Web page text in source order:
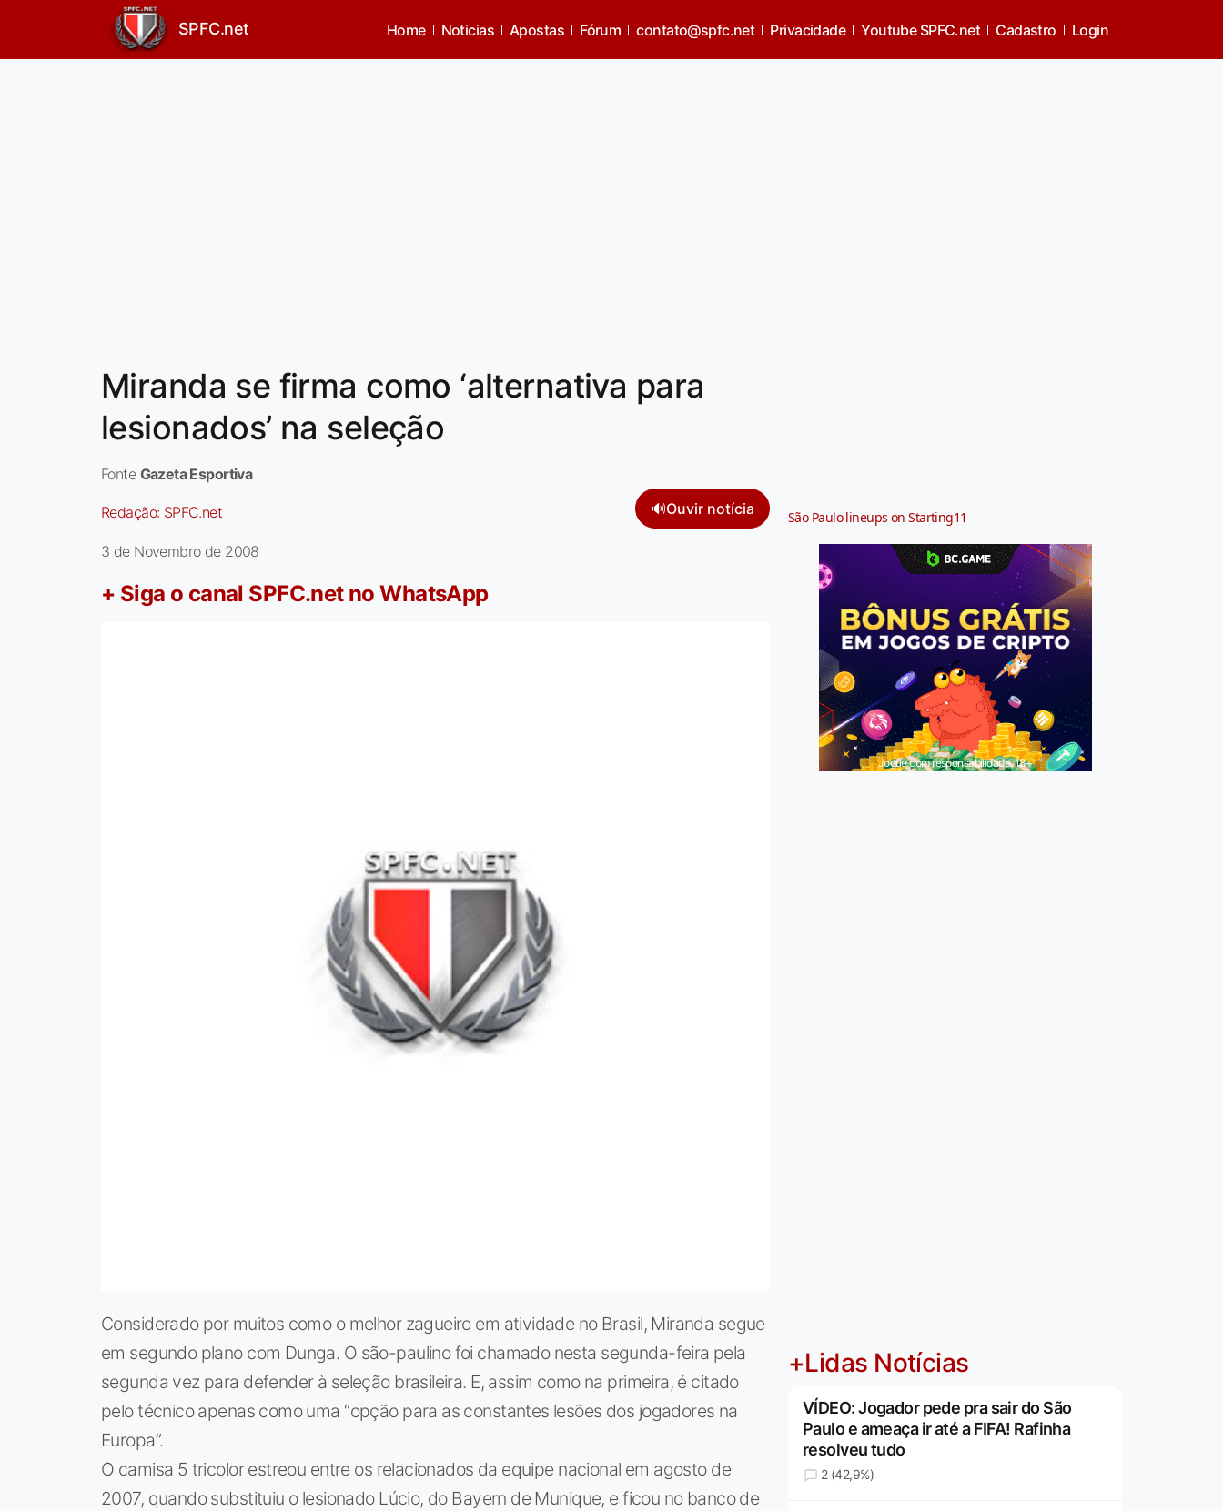
SPFC.net Home Noticias Apostas Fórum contato@spfc.net Privacidade Youtube SPFC.net Cadastro Login
Miranda se firma como ‘alternativa para
lesionados’ na seleção
Fonte Gazeta Esportiva
Redação: SPFC.net 🔊Ouvir notícia
3 de Novembro de 2008
+ Siga o canal SPFC.net no WhatsApp
Considerado por muitos como o melhor zagueiro em atividade no Brasil, Miranda segue
em segundo plano com Dunga. O são-paulino foi chamado nesta segunda-feira pela
segunda vez para defender à seleção brasileira. E, assim como na primeira, é citado
pelo técnico apenas como uma “opção para as constantes lesões dos jogadores na
Europa”.
O camisa 5 tricolor estreou entre os relacionados da equipe nacional em agosto de
2007, quando substituiu o lesionado Lúcio, do Bayern de Munique, e ficou no banco de
São Paulo lineups on Starting11
Jogue com responsabilidade. 18+
+Lidas Notícias
VÍDEO: Jogador pede pra sair do São
Paulo e ameaça ir até a FIFA! Rafinha
resolveu tudo
2 (42,9%)